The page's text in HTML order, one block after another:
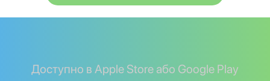
Доступно в Apple Store або Google Play